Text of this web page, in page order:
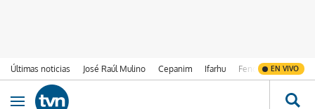
Últimas noticias José Raúl Mulino Cepanim Ifarhu Fenómeno de El
EN VIVO
Ir al contenido
Obrir navegació